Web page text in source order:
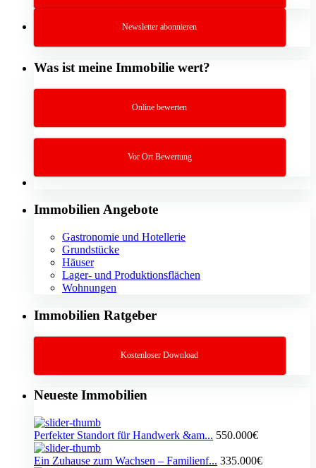
Newsletter abonnieren
Was ist meine Immobilie wert?
Online bewerten
Vor Ort Bewertung
Immobilien Angebote
Gastronomie und Hotellerie
Grundstücke
Häuser
Lager- und Produktionsflächen
Wohnungen
Immobilien Ratgeber
Kostenloser Download
Neueste Immobilien
Perfekter Standort für Handwerk &am... 550.000€
Ein Zuhause zum Wachsen – Familienf... 335.000€